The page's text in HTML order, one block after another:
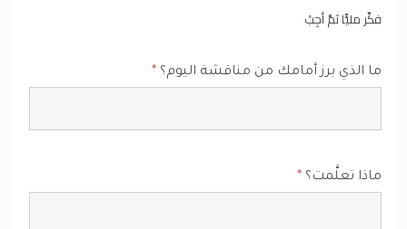
فكِّر مليًّا ثمَّ أجِبْ
ما الذي برز أمامك من مناقشة اليوم؟ *
ماذا تعلَّمت؟ *